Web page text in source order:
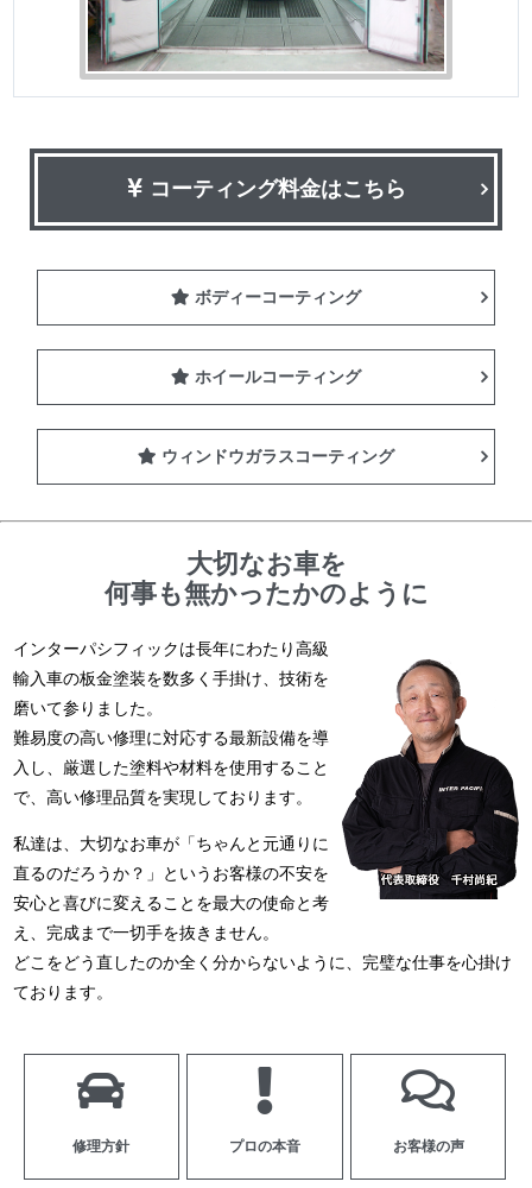
コーティング料金はこちら
ボディーコーティング
ホイールコーティング
ウィンドウガラスコーティング
大切なお車を
何事も無かったかのように
インターパシフィックは長年にわたり高級
輸入車の板金塗装を数多く手掛け、技術を
磨いて参りました。
難易度の高い修理に対応する最新設備を導
入し、厳選した塗料や材料を使用すること
で、高い修理品質を実現しております。
私達は、大切なお車が「ちゃんと元通りに
直るのだろうか？」というお客様の不安を
安心と喜びに変えることを最大の使命と考
え、完成まで一切手を抜きません。
どこをどう直したのか全く分からないように、完璧な仕事を心掛け
ております。
修理方針 プロの本音 お客様の声